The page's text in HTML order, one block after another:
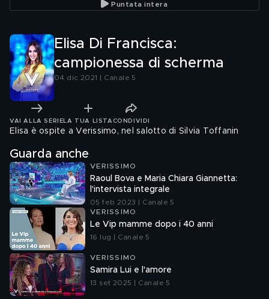
Puntata intera
Elisa Di Francisca:
campionessa di scherma
04 dic 2021 | Canale 5
VAI ALLA SERIE LA TUA LISTA CONDIVIDI
Elisa è ospite a Verissimo, nel salotto di Silvia Toffanin
Guarda anche
VERISSIMO
Raoul Bova e Maria Chiara Giannetta:
l'intervista integrale
05 feb 2023 | Canale 5
VERISSIMO
Le Vip mamme dopo i 40 anni
16 lug | Canale 5
VERISSIMO
Samira Lui e l'amore
13 set 2025 | Canale 5